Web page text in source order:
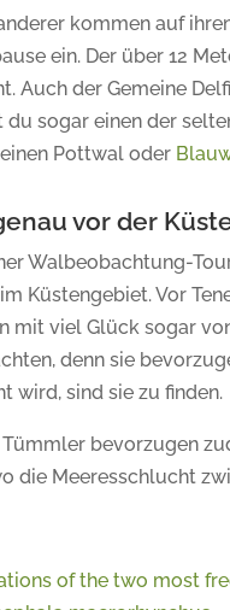
kommen auf
ein. Der über 12
Auch der Gemeine
du sogar einen der
Pottwal oder
vor der
Walbeobachtung-
Küstengebiet. Vor
mit viel Glück sogar
denn sie
wird, sind sie zu finden.
Tümmler bevorzugen
die Meeresschlucht